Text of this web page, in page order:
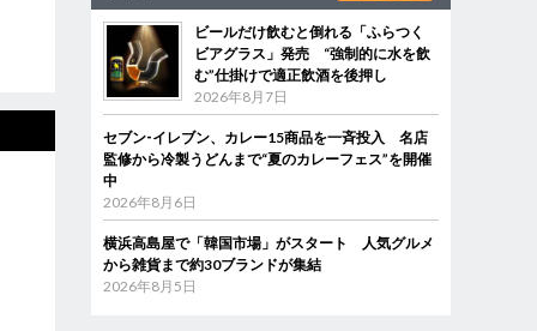
ビールだけ飲むと倒れる「ふらつく
ビアグラス」発売 “強制的に水を飲
む”仕掛けで適正飲酒を後押し
2026年8月7日
セブン‐イレブン、カレー15商品を一斉投入 名店
監修から冷製うどんまで“夏のカレーフェス”を開催
中
2026年8月6日
横浜高島屋で「韓国市場」がスタート 人気グルメ
から雑貨まで約30ブランドが集結
2026年8月5日